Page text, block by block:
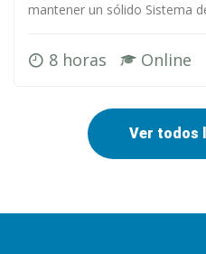
mantener un sólido Sistema
8 horas Online
Ver todos